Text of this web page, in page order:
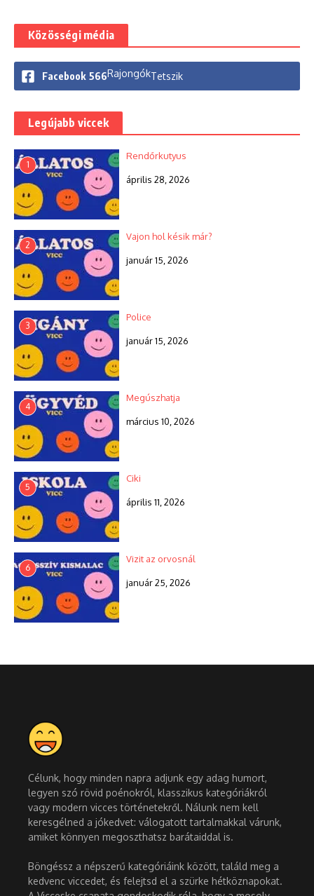
Közösségi média
Facebook 566RajongókTetszik
Legújabb viccek
1
Rendőrkutyus
április 28, 2026
2
Vajon hol késik már?
január 15, 2026
3
Police
január 15, 2026
4
Megúszhatja
március 10, 2026
5
Ciki
április 11, 2026
6
Vizit az orvosnál
január 25, 2026
Célunk, hogy minden napra adjunk egy adag humort,
legyen szó rövid poénokról, klasszikus kategóriákról
vagy modern vicces történetekről. Nálunk nem kell
keresgélned a jókedvet: válogatott tartalmakkal várunk,
amiket könnyen megoszthatsz barátaiddal is.
Böngéssz a népszerű kategóriáink között, találd meg a
kedvenc viccedet, és felejtsd el a szürke hétköznapokat.